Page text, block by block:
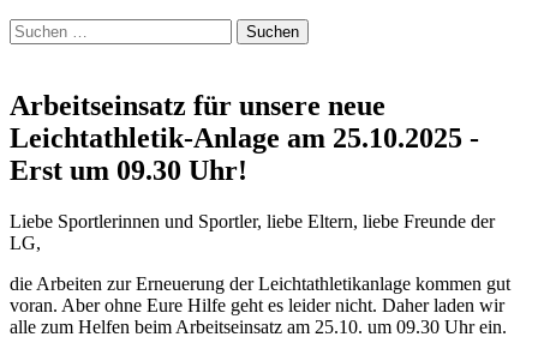
Suchen
nach:
Arbeitseinsatz für unsere neue
Leichtathletik-Anlage am 25.10.2025 -
Erst um 09.30 Uhr!
Liebe Sportlerinnen und Sportler, liebe Eltern, liebe Freunde der
LG,
die Arbeiten zur Erneuerung der Leichtathletikanlage kommen gut
voran. Aber ohne Eure Hilfe geht es leider nicht. Daher laden wir
alle zum Helfen beim Arbeitseinsatz am 25.10. um 09.30 Uhr ein.